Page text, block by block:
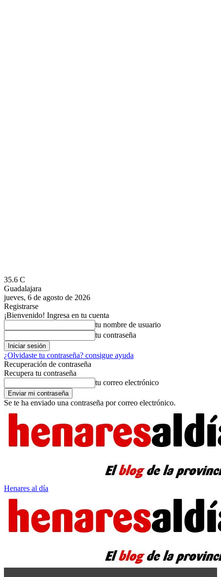
35.6 C
Guadalajara
jueves, 6 de agosto de 2026
Registrarse
¡Bienvenido! Ingresa en tu cuenta
tu nombre de usuario
tu contraseña
¿Olvidaste tu contraseña? consigue ayuda
Recuperación de contraseña
Recupera tu contraseña
tu correo electrónico
Se te ha enviado una contraseña por correo electrónico.
Henares al día